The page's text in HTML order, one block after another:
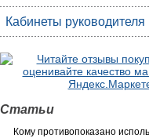
Кабинеты руководителя
Статьи
Кому противопоказано